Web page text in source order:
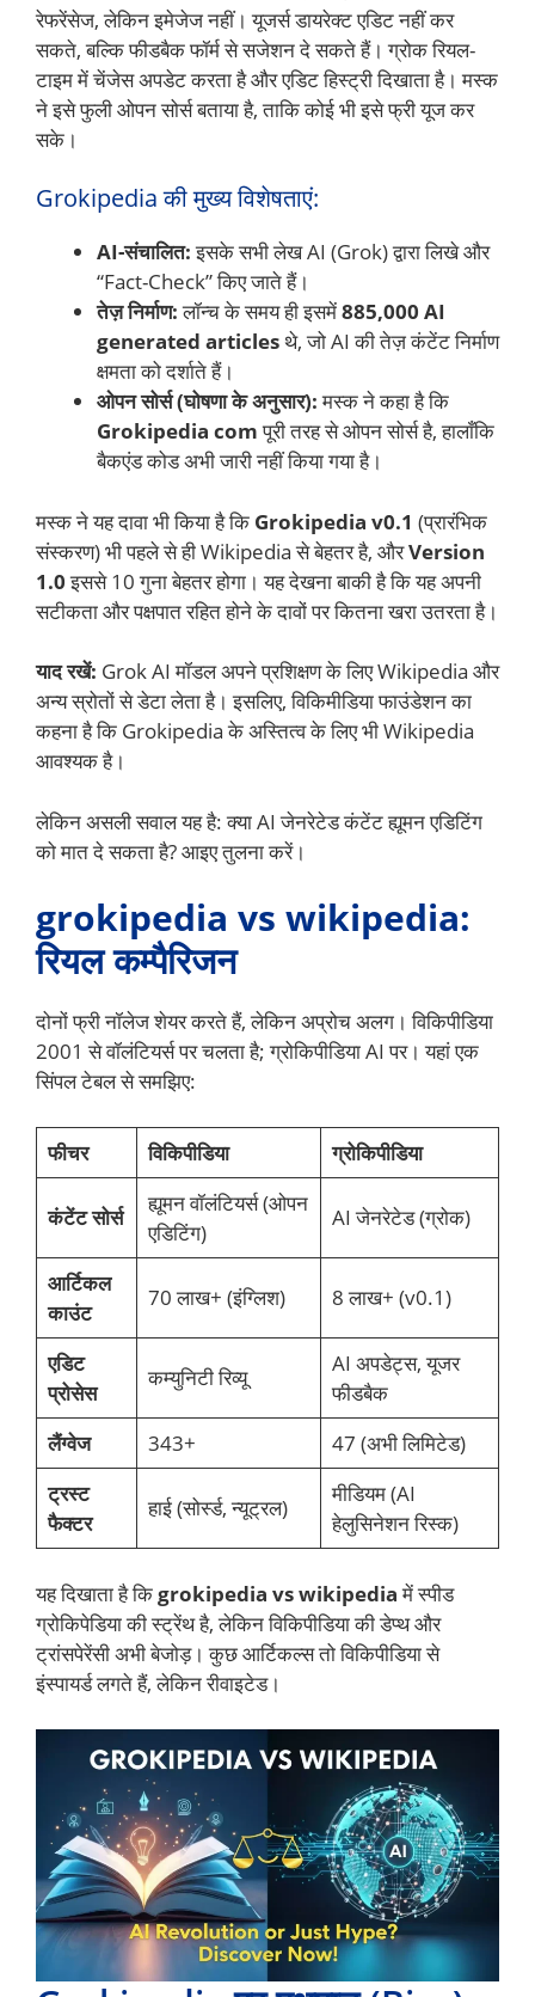
रेफरेंसेज, लेकिन इमेजेज नहीं। यूजर्स डायरेक्ट एडिट नहीं कर
सकते, बल्कि फीडबैक फॉर्म से सजेशन दे सकते हैं। ग्रोक रियल-
टाइम में चेंजेस अपडेट करता है और एडिट हिस्ट्री दिखाता है। मस्क
ने इसे फुली ओपन सोर्स बताया है, ताकि कोई भी इसे फ्री यूज कर
सके।
Grokipedia की मुख्य विशेषताएं:
AI-संचालित:इसके सभी लेख AI (Grok) द्वारा लिखे और
“Fact-Check” किए जाते हैं।
तेज़ निर्माण:लॉन्च के समय ही इसमें885,000 AI
generated articlesथे, जो AI की तेज़ कंटेंट निर्माण
क्षमता को दर्शाते हैं।
ओपन सोर्स (घोषणा के अनुसार):मस्क ने कहा है कि
Grokipedia comपूरी तरह से ओपन सोर्स है, हालाँकि
बैकएंड कोड अभी जारी नहीं किया गया है।
मस्क ने यह दावा भी किया है कि Grokipedia v0.1 (प्रारंभिक
संस्करण) भी पहले से ही Wikipedia से बेहतर है, औरVersion
1.0इससे 10 गुना बेहतर होगा। यह देखना बाकी है कि यह अपनी
सटीकता और पक्षपात रहित होने के दावों पर कितना खरा उतरता है।
याद रखें: Grok AI मॉडल अपने प्रशिक्षण के लिए Wikipedia और
अन्य स्रोतों से डेटा लेता है। इसलिए, विकिमीडिया फाउंडेशन का
कहना है कि Grokipedia के अस्तित्व के लिए भी Wikipedia
आवश्यक है।
लेकिन असली सवाल यह है: क्या AI जेनरेटेड कंटेंट ह्यूमन एडिटिंग
को मात दे सकता है? आइए तुलना करें।
grokipedia vs wikipedia:
रियल कम्पैरिजन
दोनों फ्री नॉलेज शेयर करते हैं, लेकिन अप्रोच अलग। विकिपीडिया
2001 से वॉलंटियर्स पर चलता है; ग्रोकिपीडिया AI पर। यहां एक
सिंपल टेबल से समझिए:
फीचर विकिपीडिया ग्रोकिपीडिया
कंटेंट सोर्स
ह्यूमन वॉलंटियर्स (ओपन
एडिटिंग)
AI जेनरेटेड (ग्रोक)
आर्टिकल
काउंट
70 लाख+ (इंग्लिश) 8 लाख+ (v0.1)
एडिट
प्रोसेस
कम्युनिटी रिव्यू
AI अपडेट्स, यूजर
फीडबैक
लैंग्वेज
343+
47 (अभी लिमिटेड)
ट्रस्ट
फैक्टर
हाई (सोर्स्ड, न्यूट्रल)
मीडियम (AI
हेलुसिनेशन रिस्क)
यह दिखाता है किgrokipedia vs wikipediaमें स्पीड
ग्रोकिपेडिया की स्ट्रेंथ है, लेकिन विकिपीडिया की डेप्थ और
ट्रांसपेरेंसी अभी बेजोड़। कुछ आर्टिकल्स तो विकिपीडिया से
इंस्पायर्ड लगते हैं, लेकिन रीवाइटेड।